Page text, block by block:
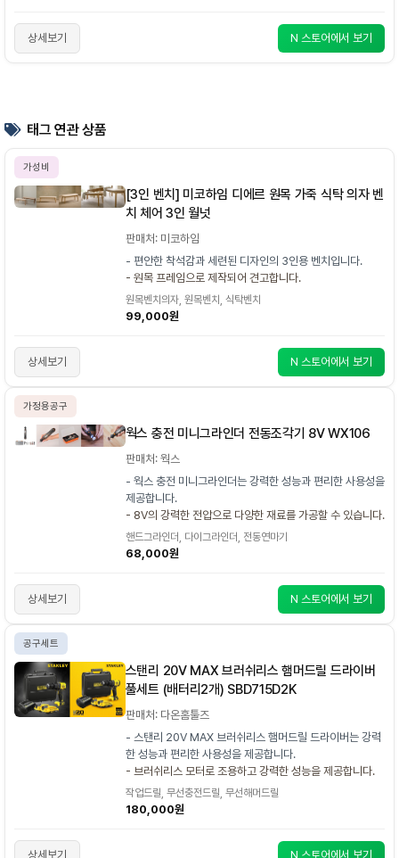
상세보기 N 스토어에서 보기
태그 연관 상품
가성비
[3인 벤치] 미코하임 디에르 원목 가죽 식탁 의자 벤
치 체어 3인 월넛
판매처: 미코하임
- 편안한 착석감과 세련된 디자인의 3인용 벤치입니다.
- 원목 프레임으로 제작되어 견고합니다.
원목벤치의자, 원목벤치, 식탁벤치
99,000원
상세보기 N 스토어에서 보기
가정용공구
웍스 충전 미니그라인더 전동조각기 8V WX106
판매처: 웍스
- 웍스 충전 미니그라인더는 강력한 성능과 편리한 사용성을
제공합니다.
- 8V의 강력한 전압으로 다양한 재료를 가공할 수 있습니다.
핸드그라인더, 다이그라인더, 전동연마기
68,000원
상세보기 N 스토어에서 보기
공구세트
스탠리 20V MAX 브러쉬리스 햄머드릴 드라이버
풀세트 (배터리2개) SBD715D2K
판매처: 다온홈툴즈
- 스탠리 20V MAX 브러쉬리스 햄머드릴 드라이버는 강력
한 성능과 편리한 사용성을 제공합니다.
- 브러쉬리스 모터로 조용하고 강력한 성능을 제공합니다.
작업드릴, 무선충전드릴, 무선해머드릴
180,000원
상세보기 N 스토어에서 보기